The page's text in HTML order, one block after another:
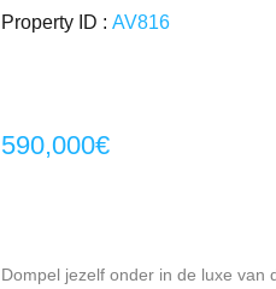
Property ID :AV816
590,000€
Dompel jezelf onder in de luxe van